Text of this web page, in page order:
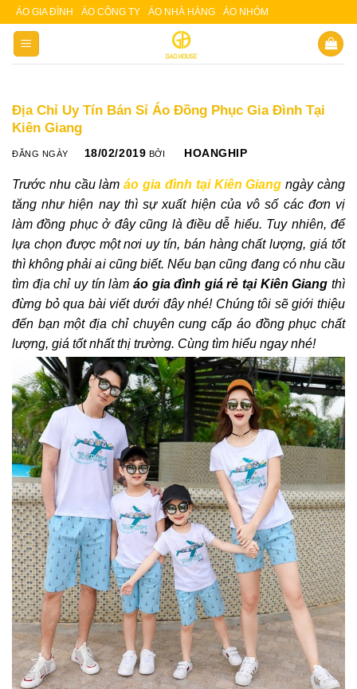
Skip
content
ÁO GIA ĐÌNH ÁO CÔNG TY ÁO NHÀ HÀNG ÁO NHÓM
Địa Chỉ Uy Tín Bán Sỉ Áo Đồng Phục Gia Đình Tại
Kiên Giang
ĐĂNG NGÀY 18/02/2019 BỞI HOANGHIP
Trước nhu cầu làmáo gia đình tại Kiên Giang ngày càng
tăng như hiện nay thì sự xuất hiện của vô số các đơn vị
làm đồng phục ở đây cũng là điều dễ hiểu. Tuy nhiên, để
lựa chọn được một nơi uy tín, bán hàng chất lượng, giá tốt
thì không phải ai cũng biết. Nếu bạn cũng đang có nhu cầu
tìm địa chỉ uy tín làm áo gia đình giá rẻ tại Kiên Giang thì
đừng bỏ qua bài viết dưới đây nhé! Chúng tôi sẽ giới thiệu
đến bạn một địa chỉ chuyên cung cấp áo đồng phục chất
lượng, giá tốt nhất thị trường. Cùng tìm hiểu ngay nhé!